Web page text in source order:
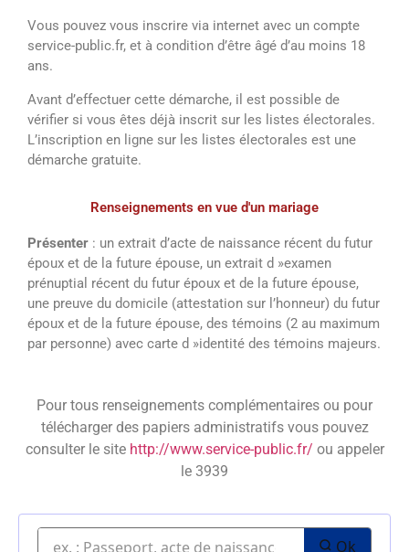
Vous pouvez vous inscrire via internet avec un compte
service-public.fr, et à condition d’être âgé d’au moins 18
ans.
Avant d’effectuer cette démarche, il est possible de
vérifier si vous êtes déjà inscrit sur les listes électorales.
L’inscription en ligne sur les listes électorales est une
démarche gratuite.
Renseignements en vue d'un mariage
Présenter : un extrait d’acte de naissance récent du futur
époux et de la future épouse, un extrait d »examen
prénuptial récent du futur époux et de la future épouse,
une preuve du domicile (attestation sur l’honneur) du futur
époux et de la future épouse, des témoins (2 au maximum
par personne) avec carte d »identité des témoins majeurs.
Pour tous renseignements complémentaires ou pour
télécharger des papiers administratifs vous pouvez
consulter le site http://www.service-public.fr/ ou appeler
le 3939
Ok